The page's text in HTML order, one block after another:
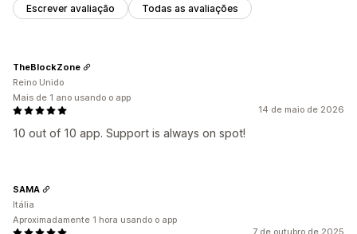
Escrever avaliação Todas as avaliações
14 de maio de 2026
10 out of 10 app. Support is always on spot!
TheBlockZone
Reino Unido
Mais de 1 ano usando o app
SAMA
Itália
Aproximadamente 1 hora usando o app